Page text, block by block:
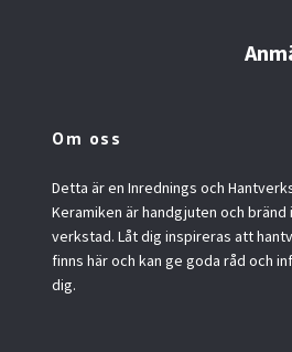
Om oss
Detta är en Inrednings och
Keramiken är handgjuten och bränd
verkstad. Låt dig inspireras att
finns här och kan ge goda råd och
dig.